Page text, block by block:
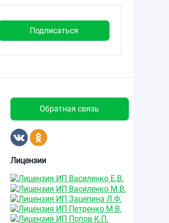
Обратная связь
Лицензии